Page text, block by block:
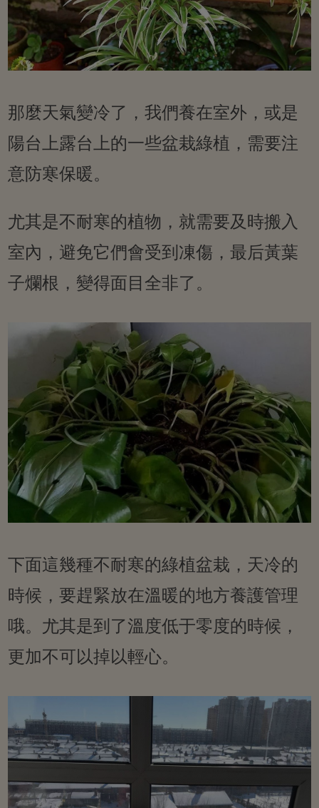
那麼天氣變冷了，我們養在室外，或是
陽台上露台上的一些盆栽綠植，需要注
意防寒保暖。
尤其是不耐寒的植物，就需要及時搬入
室內，避免它們會受到凍傷，最后黃葉
子爛根，變得面目全非了。
下面這幾種不耐寒的綠植盆栽，天冷的
時候，要趕緊放在溫暖的地方養護管理
哦。尤其是到了溫度低于零度的時候，
更加不可以掉以輕心。